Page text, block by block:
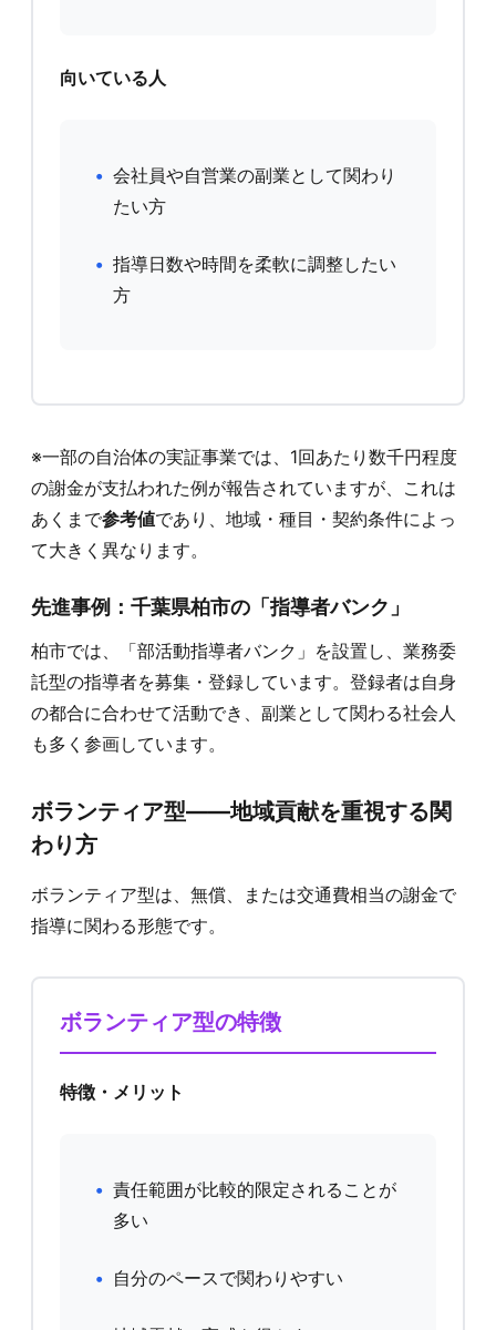
向いている人
会社員や自営業の副業として関わり
たい方
指導日数や時間を柔軟に調整したい
方
※一部の自治体の実証事業では、1回あたり数千円程度
の謝金が支払われた例が報告されていますが、これは
あくまで参考値であり、地域・種目・契約条件によっ
て大きく異なります。
先進事例：千葉県柏市の「指導者バンク」
柏市では、「部活動指導者バンク」を設置し、業務委
託型の指導者を募集・登録しています。登録者は自身
の都合に合わせて活動でき、副業として関わる社会人
も多く参画しています。
ボランティア型——地域貢献を重視する関
わり方
ボランティア型は、無償、または交通費相当の謝金で
指導に関わる形態です。
ボランティア型の特徴
特徴・メリット
責任範囲が比較的限定されることが
多い
自分のペースで関わりやすい